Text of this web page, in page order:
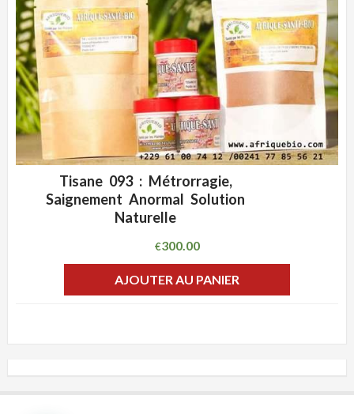
ADD WISHLIST
Tisane 093 : Métrorragie,
Saignement Anormal Solution
Naturelle
€300.00
AJOUTER AU PANIER